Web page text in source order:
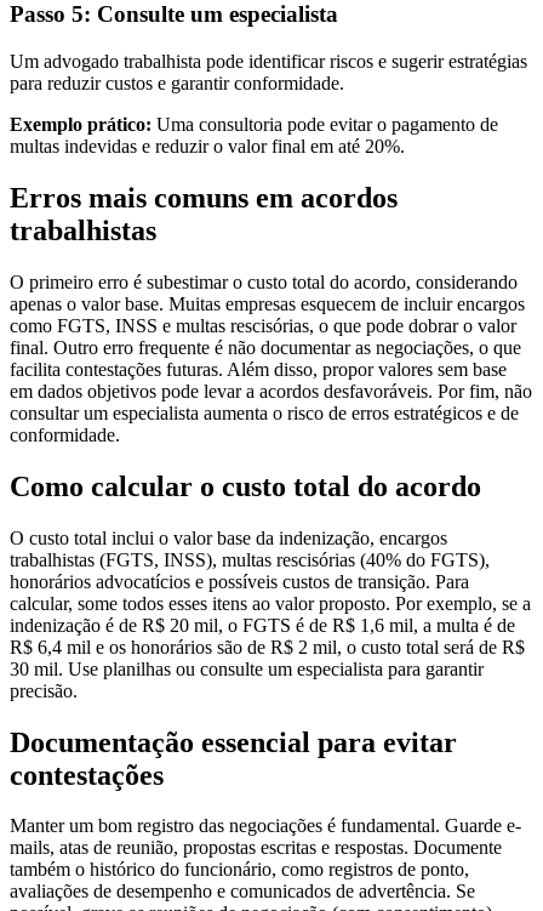
Passo 5: Consulte um especialista
Um advogado trabalhista pode identificar riscos e sugerir estratégias
para reduzir custos e garantir conformidade.
Exemplo prático: Uma consultoria pode evitar o pagamento de
multas indevidas e reduzir o valor final em até 20%.
Erros mais comuns em acordos
trabalhistas
O primeiro erro é subestimar o custo total do acordo, considerando
apenas o valor base. Muitas empresas esquecem de incluir encargos
como FGTS, INSS e multas rescisórias, o que pode dobrar o valor
final. Outro erro frequente é não documentar as negociações, o que
facilita contestações futuras. Além disso, propor valores sem base
em dados objetivos pode levar a acordos desfavoráveis. Por fim, não
consultar um especialista aumenta o risco de erros estratégicos e de
conformidade.
Como calcular o custo total do acordo
O custo total inclui o valor base da indenização, encargos
trabalhistas (FGTS, INSS), multas rescisórias (40% do FGTS),
honorários advocatícios e possíveis custos de transição. Para
calcular, some todos esses itens ao valor proposto. Por exemplo, se a
indenização é de R$ 20 mil, o FGTS é de R$ 1,6 mil, a multa é de
R$ 6,4 mil e os honorários são de R$ 2 mil, o custo total será de R$
30 mil. Use planilhas ou consulte um especialista para garantir
precisão.
Documentação essencial para evitar
contestações
Manter um bom registro das negociações é fundamental. Guarde e-
mails, atas de reunião, propostas escritas e respostas. Documente
também o histórico do funcionário, como registros de ponto,
avaliações de desempenho e comunicados de advertência. Se